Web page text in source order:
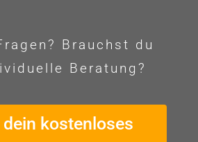
Brauchst du
Beratung?
dein kostenloses